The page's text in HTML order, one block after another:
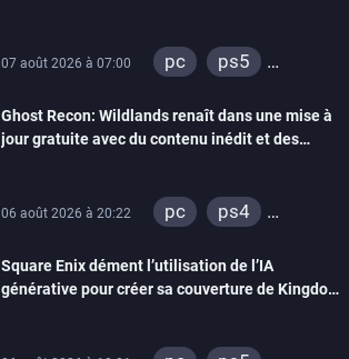
07 août 2026 à 07:00 pc
ps5
switch
ps4
xbox one
Ghost Recon: Wildlands renaît dans une mise à
jour gratuite avec du contenu inédit et des
06 août 2026 à 20:22 pc
ps4
Square Enix dément l’utilisation de l’IA
générative pour créer sa couverture de Kingdom